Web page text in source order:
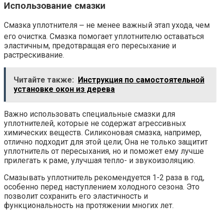
Использование смазки
Смазка уплотнителя ౼ не менее важный этап ухода, чем
его очистка. Смазка помогает уплотнителю оставаться
эластичным, предотвращая его пересыхание и
растрескивание.
Читайте также:
Инструкция по самостоятельной
установке окон из дерева
Важно использовать специальные смазки для
уплотнителей, которые не содержат агрессивных
химических веществ. Силиконовая смазка, например,
отлично подходит для этой цели; Она не только защитит
уплотнитель от пересыхания, но и поможет ему лучше
прилегать к раме, улучшая тепло- и звукоизоляцию.
Смазывать уплотнитель рекомендуется 1-2 раза в год,
особенно перед наступлением холодного сезона. Это
позволит сохранить его эластичность и
функциональность на протяжении многих лет.